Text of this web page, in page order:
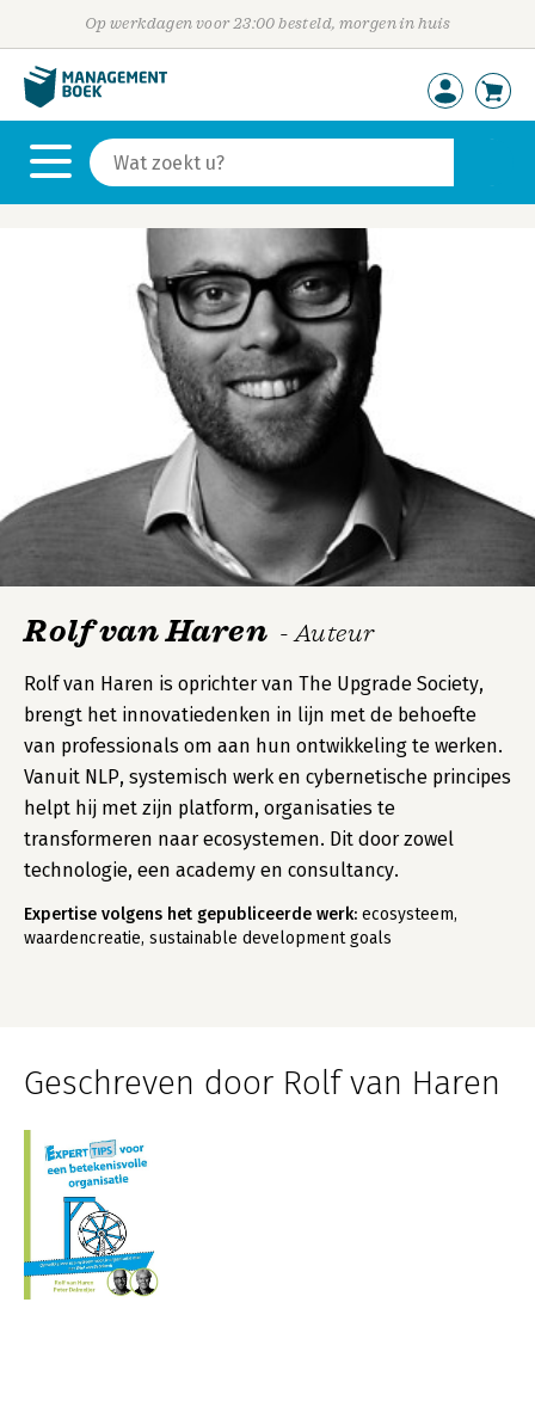
Op werkdagen voor 23:00 besteld, morgen in huis
Rolf van Haren - Auteur
Rolf van Haren is oprichter van The Upgrade Society,
brengt het innovatiedenken in lijn met de behoefte
van professionals om aan hun ontwikkeling te werken.
Vanuit NLP, systemisch werk en cybernetische principes
helpt hij met zijn platform, organisaties te
transformeren naar ecosystemen. Dit door zowel
technologie, een academy en consultancy.
Expertise volgens het gepubliceerde werk: ecosysteem,
waardencreatie, sustainable development goals
Geschreven door Rolf van Haren